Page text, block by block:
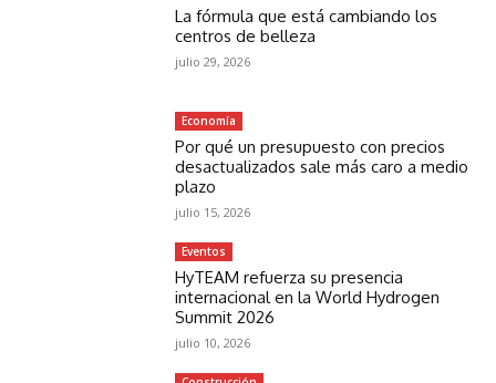
La fórmula que está cambiando los
centros de belleza
julio 29, 2026
Economía
Por qué un presupuesto con precios
desactualizados sale más caro a medio
plazo
julio 15, 2026
Eventos
HyTEAM refuerza su presencia
internacional en la World Hydrogen
Summit 2026
julio 10, 2026